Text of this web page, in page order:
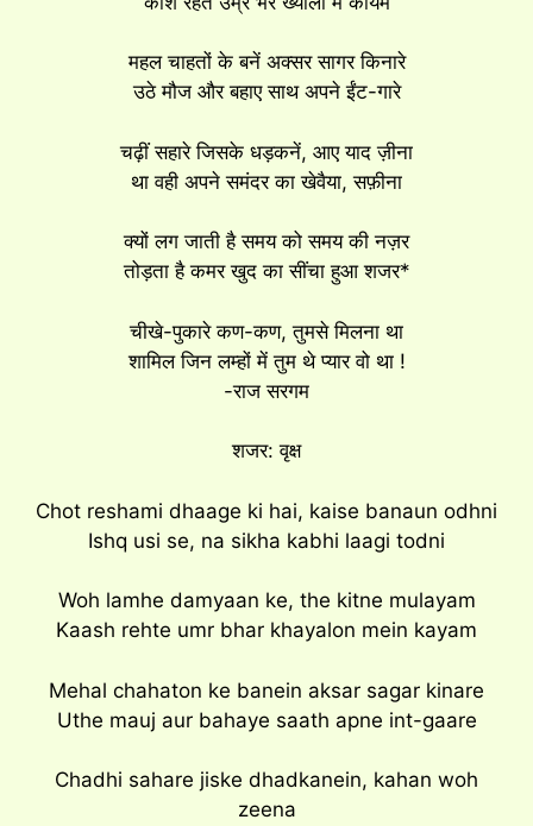
महल चाहतों के बनें अक्सर सागर किनारे
उठे मौज और बहाए साथ अपने ईंट-गारे
चढ़ीं सहारे जिसके धड़कनें, आए याद ज़ीना
था वही अपने समंदर का खेवैया, सफ़ीना
क्यों लग जाती है समय को समय की नज़र
तोड़ता है कमर खुद का सींचा हुआ शजर*
चीखे-पुकारे कण-कण, तुमसे मिलना था
शामिल जिन लम्हों में तुम थे प्यार वो था !
-राज सरगम
शजर: वृक्ष
Chot reshami dhaage ki hai, kaise banaun odhni
Ishq usi se, na sikha kabhi laagi todni
Woh lamhe damyaan ke, the kitne mulayam
Kaash rehte umr bhar khayalon mein kayam
Mehal chahaton ke banein aksar sagar kinare
Uthe mauj aur bahaye saath apne int-gaare
Chadhi sahare jiske dhadkanein, kahan woh
zeena